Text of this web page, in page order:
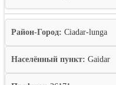
Район-Город: Ciadar-lunga
Населённый пункт: Gaidar